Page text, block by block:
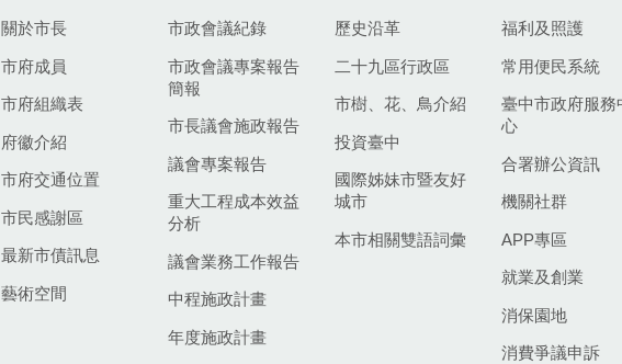
關於市長
市府成員
市府組織表
府徽介紹
市府交通位置
市民感謝區
最新市債訊息
藝術空間
市政會議紀錄
市政會議專案報告
簡報
市長議會施政報告
議會專案報告
重大工程成本效益
分析
議會業務工作報告
中程施政計畫
年度施政計畫
歷史沿革
二十九區行政區
市樹、花、鳥介紹
投資臺中
國際姊妹市暨友好
城市
本市相關雙語詞彙
福利及照護
常用便民系統
臺中市政府服務
心
合署辦公資訊
機關社群
APP專區
就業及創業
消保園地
消費爭議申訴